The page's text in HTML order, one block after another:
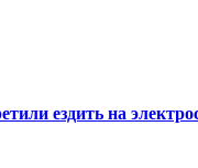
ездить на